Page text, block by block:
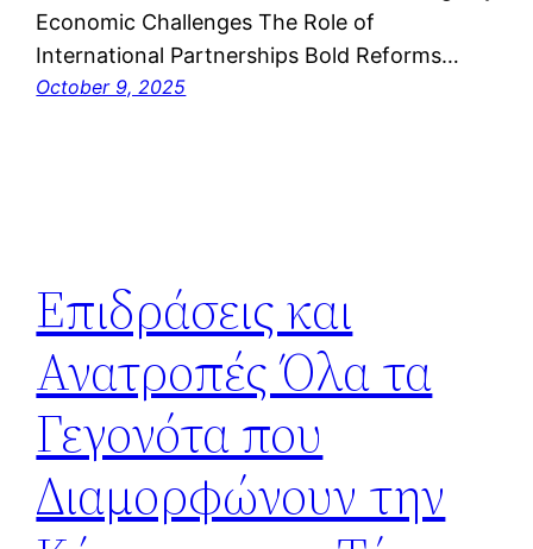
Economic Challenges The Role of
International Partnerships Bold Reforms…
October 9, 2025
Επιδράσεις και
Ανατροπές Όλα τα
Γεγονότα που
Διαμορφώνουν την